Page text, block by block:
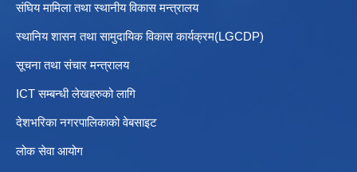
संघिय मामिला तथा स्थानीय विकास मन्त्रालय
स्थानिय शासन तथा सामुदायिक विकास कार्यक्रम(LGCDP)
सूचना तथा संचार मन्त्रालय
ICT सम्बन्धी लेखहरुको लागि
देशभरिका नगरपालिकाको वेबसाइट
लोक सेवा आयोग